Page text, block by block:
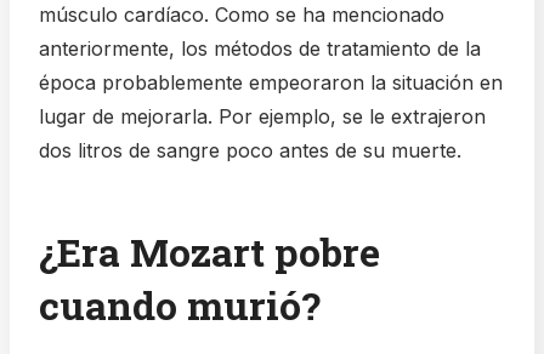
músculo cardíaco. Como se ha mencionado
anteriormente, los métodos de tratamiento de la
época probablemente empeoraron la situación en
lugar de mejorarla. Por ejemplo, se le extrajeron
dos litros de sangre poco antes de su muerte.
¿Era Mozart pobre
cuando murió?